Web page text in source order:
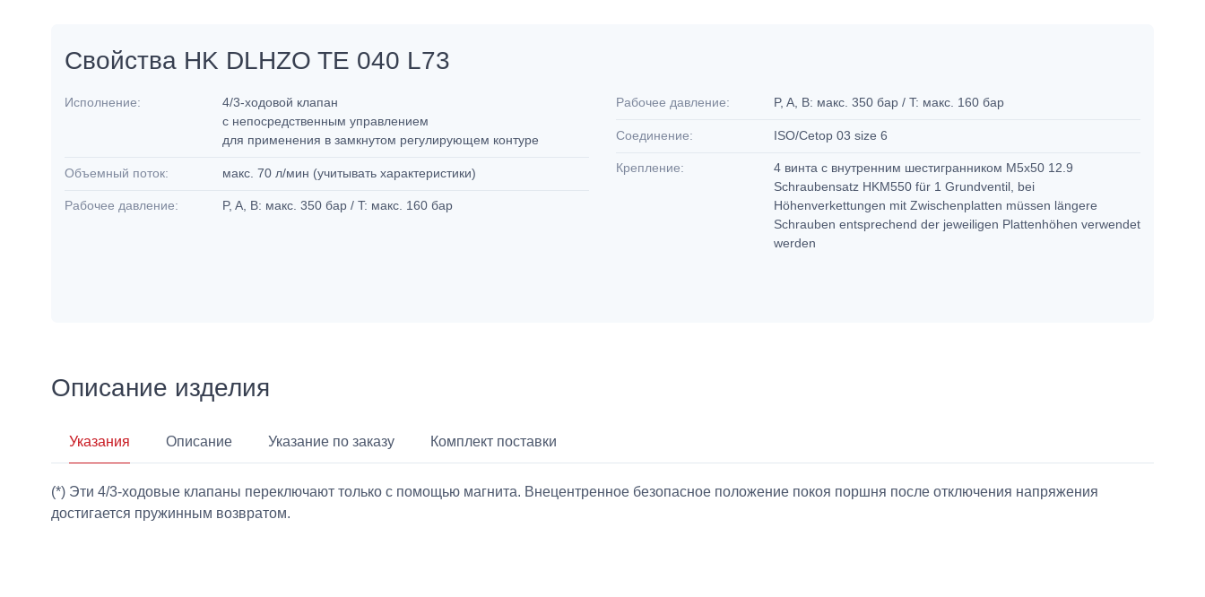
Свойства HK DLHZO TE 040 L73
Исполнение:
4/3-ходовой клапан
с непосредственным управлением
для применения в замкнутом регулирующем контуре
Объемный поток: макс. 70 л/мин (учитывать характеристики)
Рабочее давление: P, A, B: макс. 350 бар / T: макс. 160 бар
Рабочее давление: P, A, B: макс. 350 бар / T: макс. 160 бар
Соединение: ISO/Cetop 03 size 6
Крепление:
4 винта с внутренним шестигранником М5х50 12.9
Schraubensatz HKM550 für 1 Grundventil, bei
Höhenverkettungen mit Zwischenplatten müssen längere
Schrauben entsprechend der jeweiligen Plattenhöhen verwendet
werden
Описание изделия
Указания Описание Указание по заказу Комплект поставки
(*) Эти 4/3-ходовые клапаны переключают только с помощью магнита. Внецентренное безопасное положение покоя поршня после отключения напряжения
достигается пружинным возвратом.